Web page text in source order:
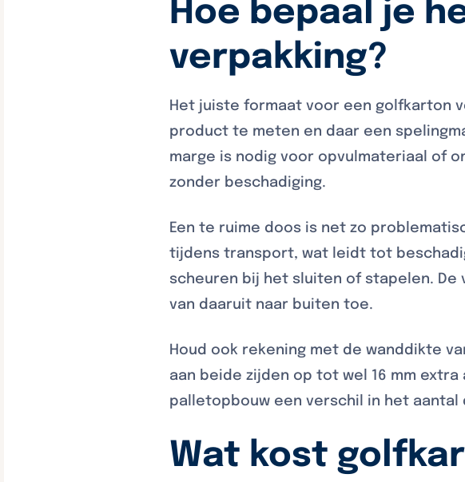
Hoe bepaal je
verpakking?
Het juiste formaat voor een golfkarton
product te meten en daar een
marge is nodig voor opvulmateriaal of
zonder beschadiging.
Een te ruime doos is net zo
tijdens transport, wat leidt tot
scheuren bij het sluiten of stapelen.
van daaruit naar buiten toe.
Houd ook rekening met de wanddikte
aan beide zijden op tot wel 16 mm
palletopbouw een verschil in het aantal
Wat kost